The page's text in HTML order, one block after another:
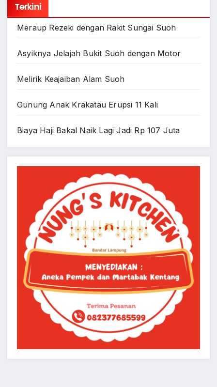
Terkini
Meraup Rezeki dengan Rakit Sungai Suoh
Asyiknya Jelajah Bukit Suoh dengan Motor
Melirik Keajaiban Alam Suoh
Gunung Anak Krakatau Erupsi 11 Kali
Biaya Haji Bakal Naik Lagi Jadi Rp 107 Juta